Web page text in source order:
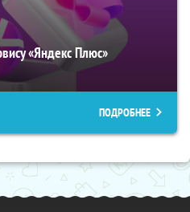
«Яндекс Плюс»
ПОДРОБНЕЕ